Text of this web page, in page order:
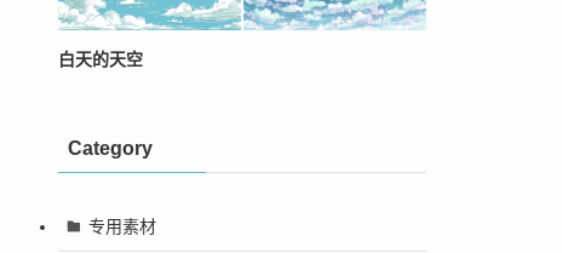
白天的天空
Category
专用素材